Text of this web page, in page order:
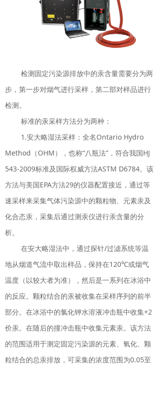
检测固定污染源排放中的汞含量需要分为两
步，第一步对烟气进行采样，第二部对样品进行
检测。
标准的汞采样方法分为两种：
1.安大略湿法采样：全名Ontario Hydro
Method（OHM），也称“八瓶法”，符合我国HJ
543-2009标准及国际权威方法ASTM D6784。该
方法与美国EPA方法29的仪器配置接近，通过等
速采样来采集气体污染源中的颗粒物、元素汞及
化合态汞，采集后通过测汞仪进行汞含量的分
析。
在安大略湿法中，通过探针/过滤系统等温
地从烟道气流中取出样品，保持在120℃或烟气
温度（以较大者为准），然后是一系列在冰浴中
的反应。颗粒结合的汞被收集在采样序列的前半
部分。在冰浴中的氯化钾水溶液冲击瓶中收集+2
价汞。在随后的撞冲击瓶中收集元素汞。该方法
的范围适用于测定固定污染源的元素、氧化、颗
粒结合的总汞排放，可采集的浓度范围为0.05至